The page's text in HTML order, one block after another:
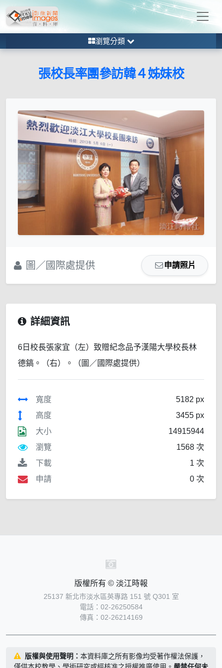
瀏覽分類
張校長率團參訪韓４姊妹校
圖／國際處提供 申請照片
詳細資訊
6日校長張家宜（左）致贈紀念品予漢陽大學校長林
德鎬。（右）。（圖／國際處提供）
寬度
5182 px
高度
3455 px
大小
14915944
瀏覽
1568 次
下載
1 次
申請
0 次
版權所有 © 淡江時報
25137 新北市淡水區英專路 151 號 Q301 室
電話：02-26250584
傳真：02-26214169
版權與使用聲明： 本資料庫之所有影像均受著作權法保護，